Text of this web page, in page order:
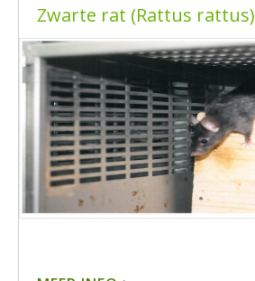
Zwarte rat (Rattus rattus)